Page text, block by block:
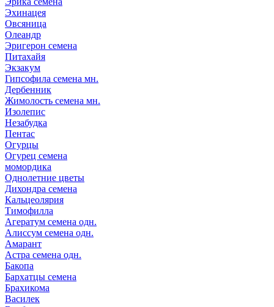
Эхинацея
Овсяница
Олеандр
Эригерон семена
Питахайя
Экзакум
Гипсофила семена мн.
Дербенник
Жимолость семена мн.
Изолепис
Незабудка
Пентас
Огурцы
Огурец семена
момордика
Однолетние цветы
Дихондра семена
Кальцеолярия
Тимофилла
Агератум семена одн.
Алиссум семена одн.
Амарант
Астра семена одн.
Бакопа
Бархатцы семена
Брахикома
Василек